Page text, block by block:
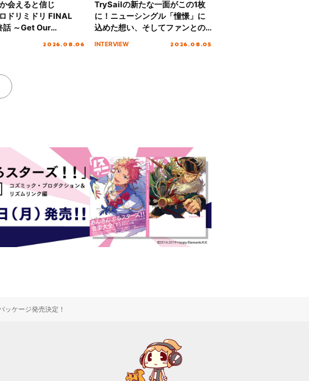
会えると信じ
ドリミドリ FINAL
話 ～Get Our
2026.08.06
TrySailの新たな一面がこの1枚
に！ニューシングル「憧憬」に
込めた想い、そしてファンとの
INTERVIEW 2026.08.05
ッケージ発売決定！